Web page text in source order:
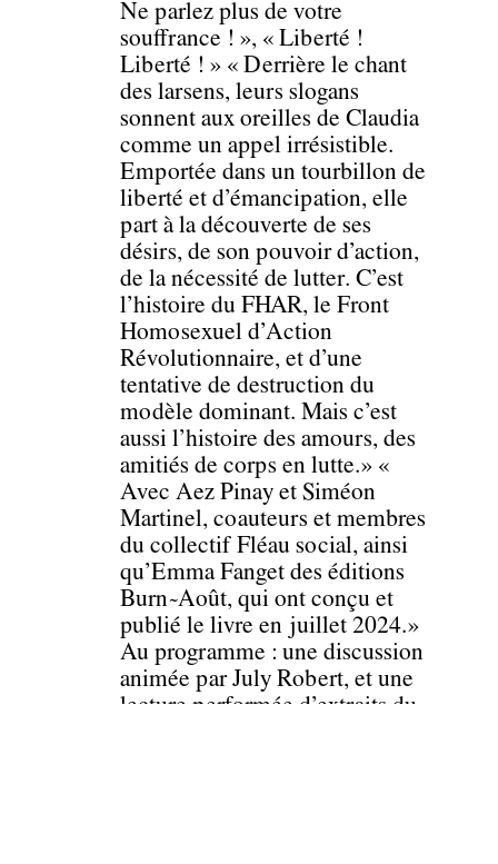
Ne parlez plus de votre
souffrance ! », « Liberté !
Liberté ! » « Derrière le chant
des larsens, leurs slogans
sonnent aux oreilles de Claudia
comme un appel irrésistible.
Emportée dans un tourbillon de
liberté et d’émancipation, elle
part à la découverte de ses
désirs, de son pouvoir d’action,
de la nécessité de lutter. C’est
l’histoire du FHAR, le Front
Homosexuel d’Action
Révolutionnaire, et d’une
tentative de destruction du
modèle dominant. Mais c’est
aussi l’histoire des amours, des
amitiés de corps en lutte.» «
Avec Aez Pinay et Siméon
Martinel, coauteurs et membres
du collectif Fléau social, ainsi
qu’Emma Fanget des éditions
Burn~Août, qui ont conçu et
publié le livre en juillet 2024.»
Au programme : une discussion
animée par July Robert, et une
lecture performée d’extraits du